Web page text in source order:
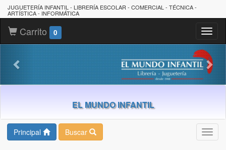
JUGUETERÍA INFANTIL - LIBRERÍA ESCOLAR - COMERCIAL - TÉCNICA -
ARTÍSTICA - INFORMÁTICA
Carrito 0
EL MUNDO INFANTIL
Principal Buscar